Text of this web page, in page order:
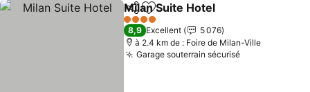
PartagerAjouter à mes favoris
Milan Suite Hotel
4 Étoiles
8,9 Excellent
5 076
à 2.4 km de : Foire de Milan-Ville
Garage souterrain sécurisé